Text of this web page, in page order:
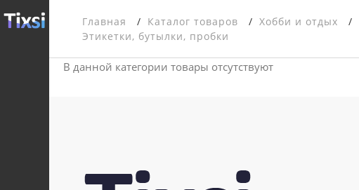
Главная Каталог товаров Хобби и отдых
Этикетки, бутылки, пробки
В данной категории товары отсутствуют